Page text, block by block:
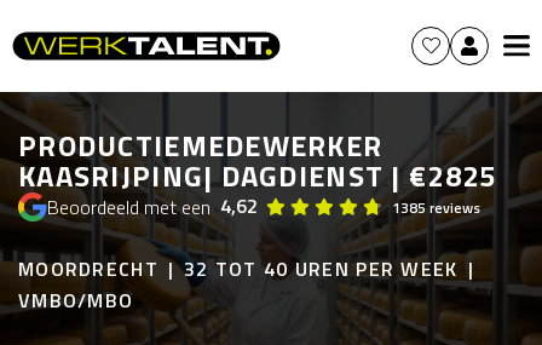
PRODUCTIEMEDEWERKER
KAASRIJPING| DAGDIENST | €2825
Beoordeeld met een 4,62 1385 reviews
MOORDRECHT
32 TOT 40 UREN PER WEEK
VMBO/MBO